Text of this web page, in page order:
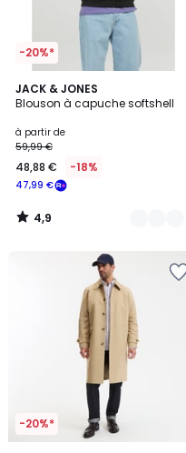
-20%*
JACK & JONES
Blouson à capuche softshell
à partir de
47,99 €
59,99 €
48,88 € -18%
4,9
/ 5
5
Couleurs
4,9
/
-20%*